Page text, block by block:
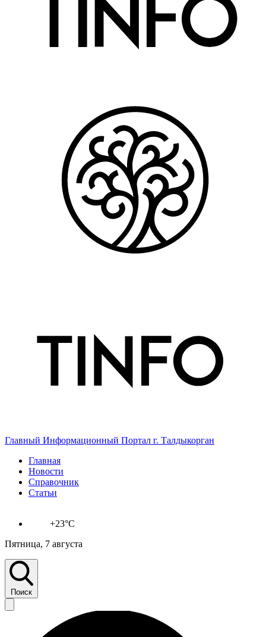
Главный Информационный Портал г. Талдыкорган
Главная
Новости
Справочник
Статьи
+23°C
Пятница, 7 августа
Поиск